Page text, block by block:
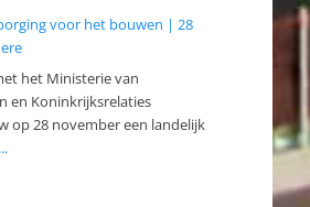
voor het bouwen | 28
het Ministerie van
en Koninkrijksrelaties
op 28 november een landelijk